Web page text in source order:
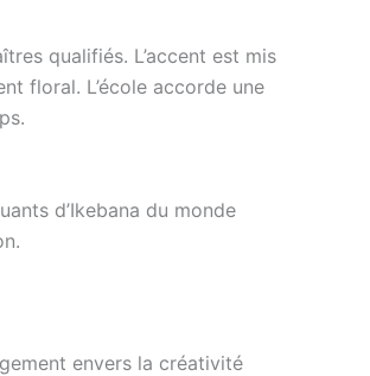
qualifiés. L’accent est mis
floral. L’école accorde une
d’Ikebana du monde
envers la créativité